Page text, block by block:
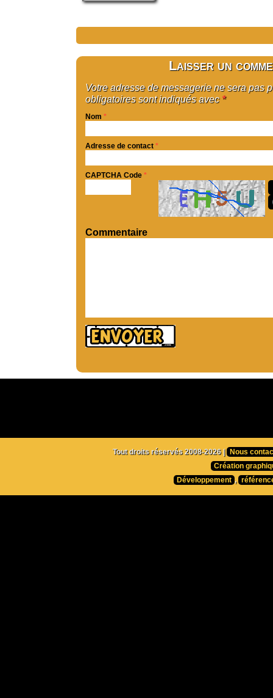
Laisser un
Votre adresse de messagerie ne sera pas
obligatoires sont indiqués avec *
Nom *
Adresse de contact *
CAPTCHA Code *
Commentaire
Tout droits réservés 2008-2026 |
Nous
Création
Développement ,